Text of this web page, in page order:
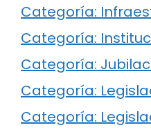
Categoría:
Categoría:
Categoría:
Categoría:
Categoría: